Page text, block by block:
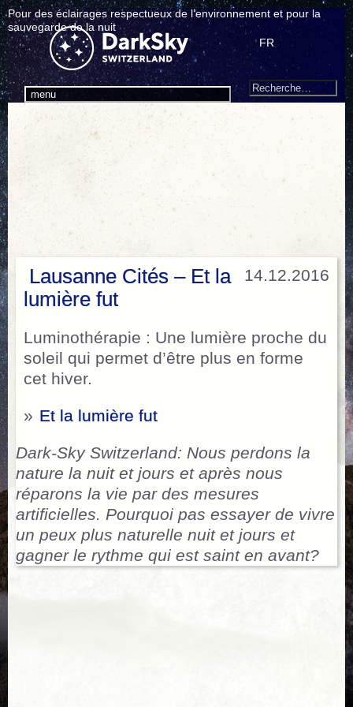
Pour des éclairages respectueux de l’environnement et pour la
sauvegarde de la nuit
menu
FR
Search
Recherche
14.12.2016
Lausanne Cités – Et la
lumière fut
Luminothérapie : Une lumière proche du
soleil qui permet d’être plus en forme
cet hiver.
» Et la lumière fut
Dark-Sky Switzerland: Nous perdons la
nature la nuit et jours et après nous
réparons la vie par des mesures
artificielles. Pourquoi pas essayer de vivre
un peux plus naturelle nuit et jours et
gagner le rythme qui est saint en avant?